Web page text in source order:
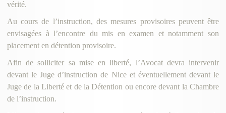
vérité.
Au cours de l’instruction, des mesures provisoires peuvent être
envisagées à l’encontre du mis en examen et notamment son
placement en détention provisoire.
Afin de solliciter sa mise en liberté, l’Avocat devra intervenir
devant le Juge d’instruction de Nice et éventuellement devant le
Juge de la Liberté et de la Détention ou encore devant la Chambre
de l’instruction.